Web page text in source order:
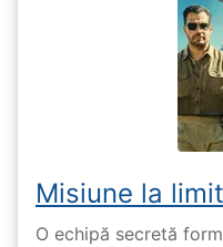
Misiune la
O echipă secretă